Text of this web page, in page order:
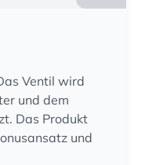
Ventil wird
und dem
Das Produkt
und